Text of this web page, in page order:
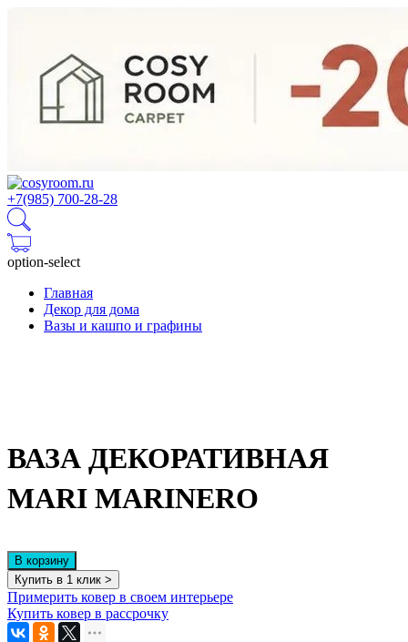
+7(985) 700-28-28
option-select
Главная
Декор для дома
Вазы и кашпо и графины
ВАЗА ДЕКОРАТИВНАЯ
MARI MARINERO
В корзину
Купить в 1 клик >
Примерить ковер в своем интерьере
Купить ковер в рассрочку